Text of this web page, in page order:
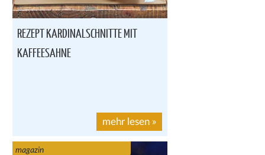
REZEPT KARDINALSCHNITTE MIT
KAFFEESAHNE
mehr lesen »
magazin